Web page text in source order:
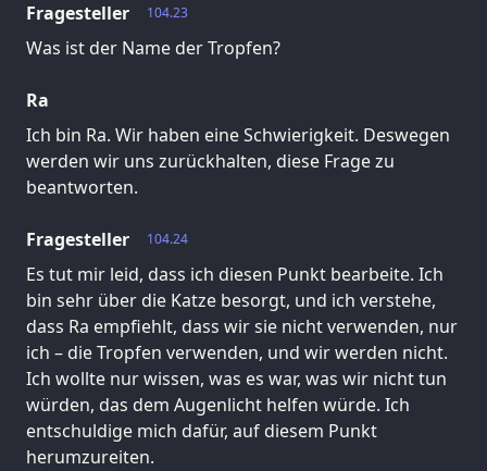
104.23
Fragesteller
Was ist der Name der Tropfen?
Ra
Ich bin Ra. Wir haben eine Schwierigkeit. Deswegen
werden wir uns zurückhalten, diese Frage zu
beantworten.
104.24
Fragesteller
Es tut mir leid, dass ich diesen Punkt bearbeite. Ich
bin sehr über die Katze besorgt, und ich verstehe,
dass Ra empfiehlt, dass wir sie nicht verwenden, nur
ich – die Tropfen verwenden, und wir werden nicht.
Ich wollte nur wissen, was es war, was wir nicht tun
würden, das dem Augenlicht helfen würde. Ich
entschuldige mich dafür, auf diesem Punkt
herumzureiten.